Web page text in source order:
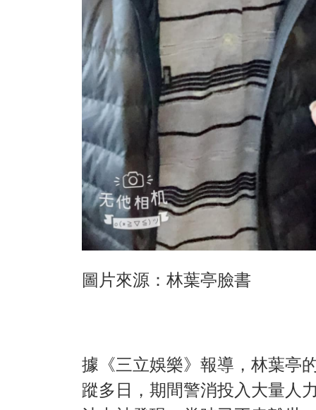
圖片來源：林葉亭臉書
據《三立娛樂》報導，林葉亭
蹤多日，期間警消投入大量人